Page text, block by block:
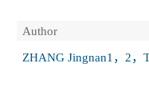
Author
ZHANG Jingnan1，2